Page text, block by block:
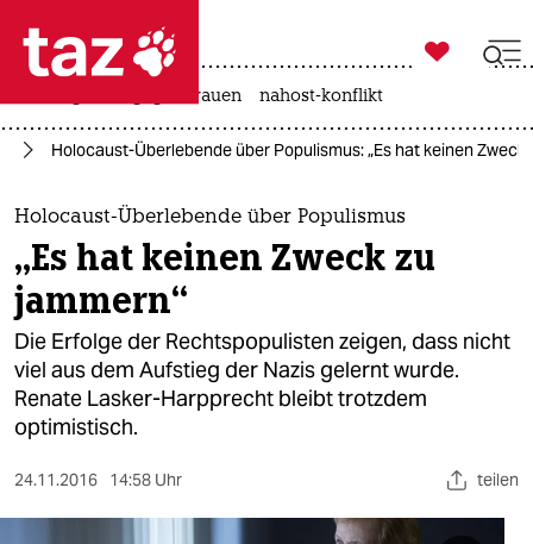
 taz zahl ich
taz zahl ich
themen
politik
öko
gesellschaft
kultur
sport

taz zahl ich
gewalt gegen frauen nahost-konflikt
Holocaust-Überlebende über Populismus: „Es hat keinen Zweck
Holocaust-Überlebende über Populismus
„Es hat keinen Zweck zu
jammern“
Die Erfolge der Rechtspopulisten zeigen, dass nicht
viel aus dem Aufstieg der Nazis gelernt wurde.
Renate Lasker-Harpprecht bleibt trotzdem
optimistisch.
24.11.2016 14:58 Uhr teilen